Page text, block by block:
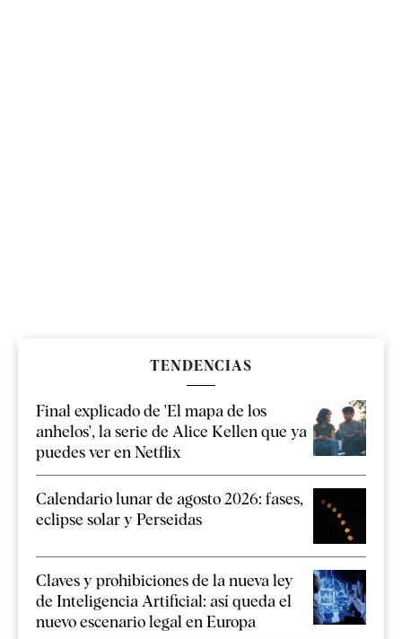
TENDENCIAS
Final explicado de 'El mapa de los
anhelos', la serie de Alice Kellen que ya
puedes ver en Netflix
Calendario lunar de agosto 2026: fases,
eclipse solar y Perseidas
Claves y prohibiciones de la nueva ley
de Inteligencia Artificial: así queda el
nuevo escenario legal en Europa